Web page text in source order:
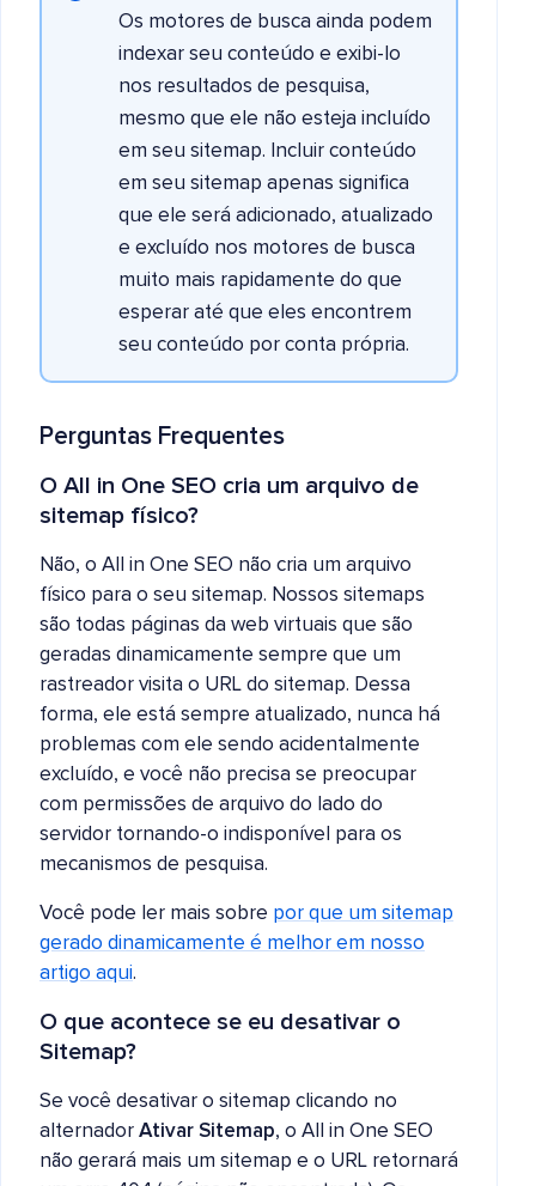
Os motores de busca ainda podem
indexar seu conteúdo e exibi-lo
nos resultados de pesquisa,
mesmo que ele não esteja incluído
em seu sitemap. Incluir conteúdo
em seu sitemap apenas significa
que ele será adicionado, atualizado
e excluído nos motores de busca
muito mais rapidamente do que
esperar até que eles encontrem
seu conteúdo por conta própria.
Perguntas Frequentes
O All in One SEO cria um arquivo de
sitemap físico?
Não, o All in One SEO não cria um arquivo
físico para o seu sitemap. Nossos sitemaps
são todas páginas da web virtuais que são
geradas dinamicamente sempre que um
rastreador visita o URL do sitemap. Dessa
forma, ele está sempre atualizado, nunca há
problemas com ele sendo acidentalmente
excluído, e você não precisa se preocupar
com permissões de arquivo do lado do
servidor tornando-o indisponível para os
mecanismos de pesquisa.
Você pode ler mais sobre por que um sitemap
gerado dinamicamente é melhor em nosso
artigo aqui.
O que acontece se eu desativar o
Sitemap?
Se você desativar o sitemap clicando no
alternador Ativar Sitemap, o All in One SEO
não gerará mais um sitemap e o URL retornará